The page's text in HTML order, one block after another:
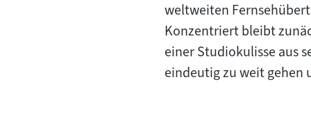
weltweiten
Konzentriert bleibt
einer Studiokulisse aus
eindeutig zu weit gehen